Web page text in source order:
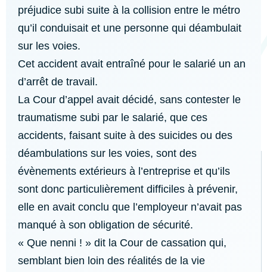
préjudice subi suite à la collision entre le métro
qu’il conduisait et une personne qui déambulait
sur les voies.
Cet accident avait entraîné pour le salarié un an
d’arrêt de travail.
La Cour d’appel avait décidé, sans contester le
traumatisme subi par le salarié, que ces
accidents, faisant suite à des suicides ou des
déambulations sur les voies, sont des
évènements extérieurs à l’entreprise et qu’ils
sont donc particulièrement difficiles à prévenir,
elle en avait conclu que l’employeur n’avait pas
manqué à son obligation de sécurité.
« Que nenni ! » dit la Cour de cassation qui,
semblant bien loin des réalités de la vie